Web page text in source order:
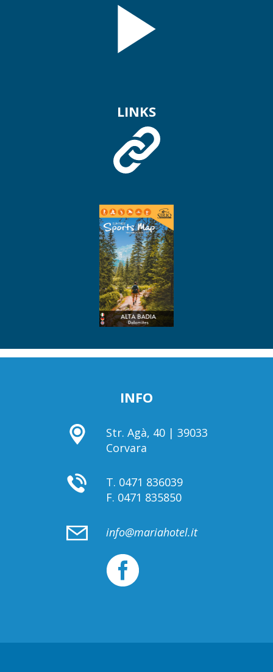
LINKS
INFO
Str. Agà, 40 | 39033
Corvara
T. 0471 836039
F. 0471 835850
info@mariahotel.it